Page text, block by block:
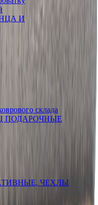
И
склада
ПОДАРОЧНЫЕ
ЧЕХЛЫ